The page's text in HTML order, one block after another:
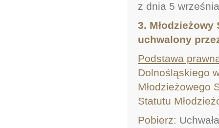
z dnia 5
3.
uchwalony
Podstawa
Dolnośląskiego
Młodzieżowego
Statutu
Pobierz: